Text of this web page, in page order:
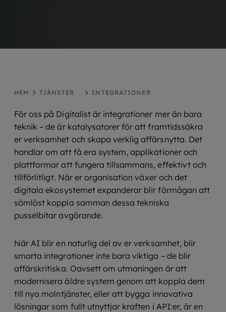
HEM TJÄNSTER INTEGRATIONER
För oss på Digitalist är integrationer mer än bara
teknik – de är katalysatorer för att framtidssäkra
er verksamhet och skapa verklig affärsnytta. Det
handlar om att få era system, applikationer och
plattformar att fungera tillsammans, effektivt och
tillförlitligt. När er organisation växer och det
digitala ekosystemet expanderar blir förmågan att
sömlöst koppla samman dessa tekniska
pusselbitar avgörande.
När AI blir en naturlig del av er verksamhet, blir
smarta integrationer inte bara viktiga – de blir
affärskritiska. Oavsett om utmaningen är att
modernisera äldre system genom att koppla dem
till nya molntjänster, eller att bygga innovativa
lösningar som fullt utnyttjar kraften i API:er, är en